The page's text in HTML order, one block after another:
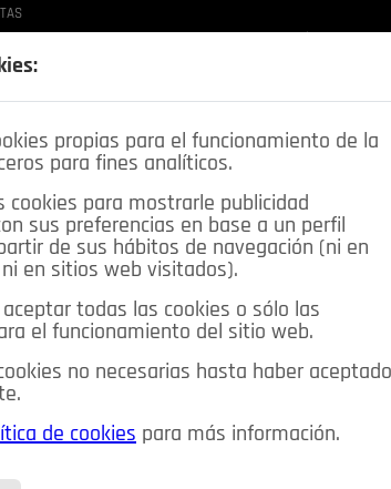
OPINIÓN IN SALUD 🔴 EN DIRECTO
propias para el funcionamiento de la
para fines analíticos.
cookies para mostrarle publicidad
sus preferencias en base a un perfil
de sus hábitos de navegación (ni en
en sitios web visitados).
todas las cookies o sólo las
el funcionamiento del sitio web.
no necesarias hasta haber aceptado
de cookies para más información.